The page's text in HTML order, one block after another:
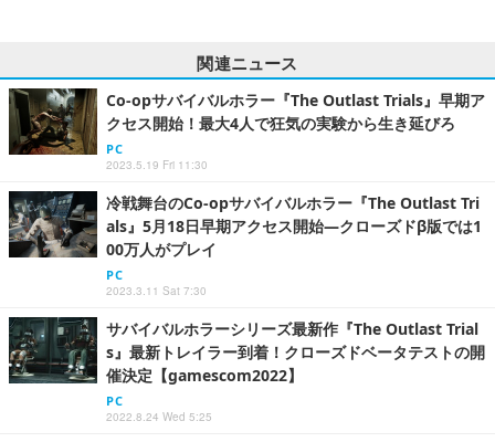
関連ニュース
Co-opサバイバルホラー『The Outlast Trials』早期ア
クセス開始！最大4人で狂気の実験から生き延びろ
PC
2023.5.19 Fri 11:30
冷戦舞台のCo-opサバイバルホラー『The Outlast Tri
als』5月18日早期アクセス開始―クローズドβ版では1
00万人がプレイ
PC
2023.3.11 Sat 7:30
サバイバルホラーシリーズ最新作『The Outlast Trial
s』最新トレイラー到着！クローズドベータテストの開
催決定【gamescom2022】
PC
2022.8.24 Wed 5:25